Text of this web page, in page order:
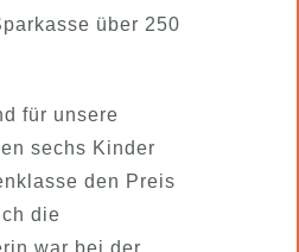
über 250
für unsere
sechs Kinder
den Preis
die
war bei der